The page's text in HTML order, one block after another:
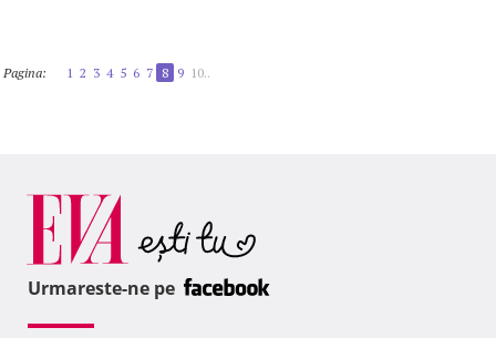
Pagina: 1 2 3 4 5 6 7 8 9 10..
Urmareste-ne pe